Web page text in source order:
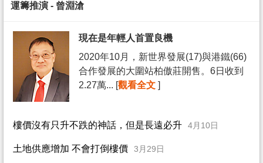
運籌推演 - 曾淵滄
現在是年輕人首置良機
2020年10月，新世界發展(17)與港鐵(66)
合作發展的大圍站柏傲莊開售。6日收到
2.27萬... [觀看全文 ]
樓價沒有只升不跌的神話，但是長遠必升 4月10日
土地供應增加 不會打倒樓價 3月29日